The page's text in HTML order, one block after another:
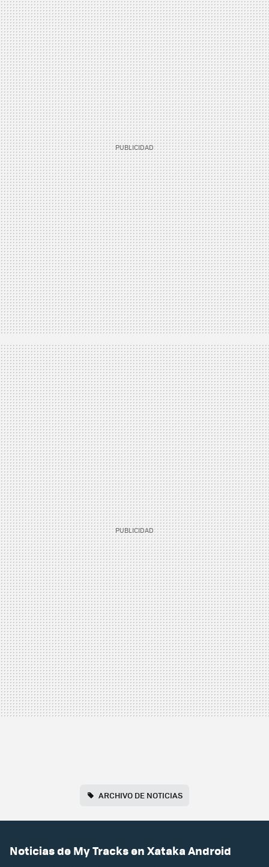
ARCHIVO DE NOTICIAS
Noticias de My Tracks en Xataka Android